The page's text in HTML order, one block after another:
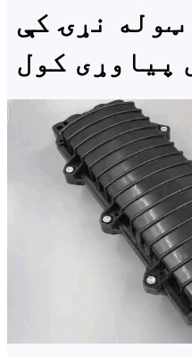
ټوله نړۍ کې
پیاوړی کول